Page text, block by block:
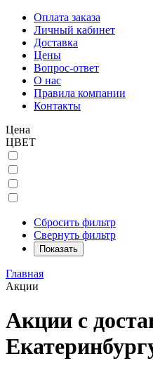
Оплата заказа
Личный кабинет
Доставка
Цены
Вопрос-ответ
О нас
Правила компании
Контакты
Цена
ЦВЕТ
Сбросить фильтр
Свернуть фильтр
Показать
Главная
Акции
Акции с